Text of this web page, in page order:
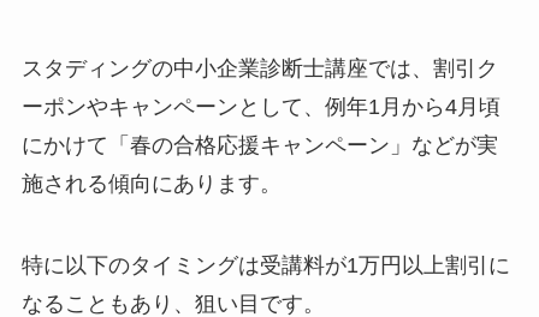
スタディングの中小企業診断士講座では、割引ク
ーポンやキャンペーンとして、例年1月から4月頃
にかけて「春の合格応援キャンペーン」などが実
施される傾向にあります。
特に以下のタイミングは受講料が1万円以上割引に
なることもあり、狙い目です。